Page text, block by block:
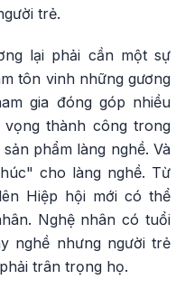
trẻ.
lại phải cần một sự
tôn vinh những gương
gia đóng góp nhiều
thành công trong
phẩm làng nghề. Và
cho làng nghề. Từ
Hiệp hội mới có thể
Nghệ nhân có tuổi
nghề nhưng người trẻ
trân trọng họ.